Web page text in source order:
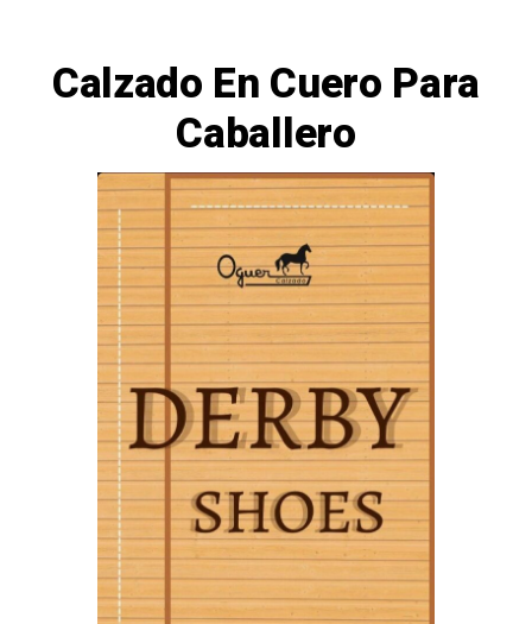
Calzado En Cuero Para
Caballero